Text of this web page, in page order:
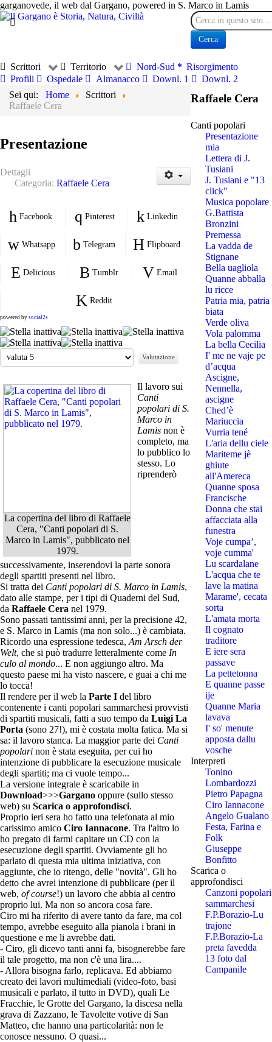
garganovede, il web dal Gargano, powered in S. Marco in Lamis
Cerca
Cerca
Scrittori Territorio Nord-Sud
Risorgimento
Profili
Ospedale Almanacco Downl. 1
Downl. 2
Sei qui:
Home
Scrittori
Raffaele Cera
Presentazione
Dettagli
Categoria: Raffaele Cera
Facebook Pinterest Linkedin
Whatsapp Telegram Flipboard
Delicious Tumblr Email
Reddit
powered by social2s
Valuta
La copertina del libro di Raffaele
Cera, "Canti popolari di S.
Marco in Lamis", pubblicato nel
1979.
Il lavoro sui
Canti
popolari di S.
Marco in
Lamis non è
completo, ma
lo pubblico lo
stesso. Lo
riprenderò
successivamente, inserendovi la parte sonora
degli spartiti presenti nel libro.
Si tratta dei Canti popolari di S. Marco in Lamis,
dato alle stampe, per i tipi di Quaderni del Sud,
da Raffaele Cera nel 1979.
Sono passati tantissimi anni, per la precisione 42,
e S. Marco in Lamis (ma non solo...) è cambiata.
Ricordo una espressione tedesca, Am Arsch der
Welt, che si può tradurre letteralmente come In
culo al mondo... E non aggiungo altro. Ma
questo paese mi ha visto nascere, e guai a chi me
lo tocca!
Il rendere per il web la Parte I del libro
contenente i canti popolari sammarchesi provvisti
di spartiti musicali, fatti a suo tempo da Luigi La
Porta (sono 27!), mi è costata molta fatica. Ma si
sa: il lavoro stanca. La maggior parte dei Canti
popolari non è stata eseguita, per cui ho
intenzione di pubblicare la esecuzione musicale
degli spartiti; ma ci vuole tempo...
La versione integrale è scaricabile in
Download>>>Gargano oppure (sullo stesso
web) su Scarica o approfondisci.
Proprio ieri sera ho fatto una telefonata al mio
carissimo amico Ciro Iannacone. Tra l'altro lo
ho pregato di farmi capitare un CD con la
esecuzione degli spartiti. Ovviamente gli ho
parlato di questa mia ultima iniziativa, con
aggiunte, che io ritengo, delle "novità". Gli ho
detto che avrei intenzione di pubblicare (per il
web, of course!) un lavoro che abbia al centro
proprio lui. Ma non so ancora cosa fare.
Ciro mi ha riferito di avere tanto da fare, ma col
tempo, avrebbe eseguito alla pianola i brani in
questione e me li avrebbe dati.
- Ciro, gli dicevo tanti anni fa, bisognerebbe fare
il tale progetto, ma non c'è una lira....
- Allora bisogna farlo, replicava. Ed abbiamo
creato dei lavori multimediali (video-foto, basi
musicali e parlato, il tutto in DVD), quali Le
Fracchie, le Grotte del Gargano, la discesa nella
grava di Zazzano, le Tavolette votive di San
Matteo, che hanno una particolarità: non le
conosce nessuno. O quasi...
Raffaele Cera
Canti popolari
Presentazione
mia
Lettera di J.
Tusiani
J. Tusiani e "13
click"
Musica popolare
G.Battista
Bronzini
Premessa
La vadda de
Stignane
Bella uagliola
Quanne abballa
lu ricce
Patria mia, patria
biata
Verde oliva
Vola palomma
La bella Cecilia
I' me ne vaje pe
d’acqua
Ascigne,
Nennella,
ascigne
Ched’è
Mariuccia
Vurria tené
L'aria dellu ciele
Mariteme jè
ghiute
all'Amereca
Quanne sposa
Francische
Donna che stai
affacciata alla
funestra
Voje cumpa’,
voje cumma'
Lu scardalane
L'acqua che te
lave la matina
Marame', cecata
sorta
L'amata morta
Il cognato
traditore
E iere sera
passave
La pettetonna
E quanne passe
ije
Quanne Maria
lavava
I' so' menute
apposta dallu
vosche
Interpreti
Tonino
Lombardozzi
Pietro Papagna
Ciro Iannacone
Angelo Gualano
Festa, Farina e
Folk
Giuseppe
Bonfitto
Scarica o
approfondisci
Canzoni popolari
sammarchesi
F.P.Borazio-Lu
trajone
F.P.Borazio-La
preta favedda
13 foto dal
Campanile